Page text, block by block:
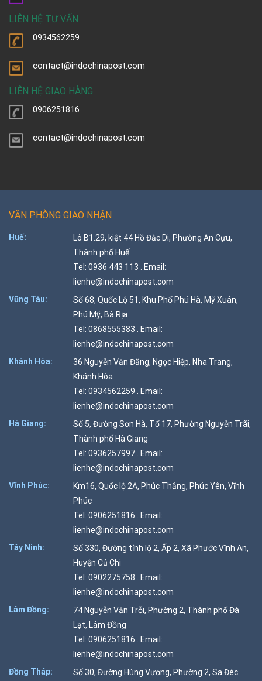
LIÊN HỆ TƯ VẤN
0934562259
contact@indochinapost.com
LIÊN HỆ GIAO HÀNG
0906251816
contact@indochinapost.com
VĂN PHÒNG GIAO NHẬN
Huế:
Lô B1.29, kiệt 44 Hồ Đắc Di, Phường An Cựu,
Thành phố Huế
Tel: 0936 443 113 . Email:
lienhe@indochinapost.com
Vũng Tàu:
Số 68, Quốc Lộ 51, Khu Phố Phú Hà, Mỹ Xuân,
Phú Mỹ, Bà Rịa
Tel: 0868555383 . Email:
lienhe@indochinapost.com
Khánh Hòa:
36 Nguyễn Văn Đăng, Ngọc Hiệp, Nha Trang,
Khánh Hòa
Tel: 0934562259 . Email:
lienhe@indochinapost.com
Hà Giang:
Số 5, Đường Sơn Hà, Tổ 17, Phường Nguyễn Trãi,
Thành phố Hà Giang
Tel: 0936257997 . Email:
lienhe@indochinapost.com
Vĩnh Phúc:
Km16, Quốc lộ 2A, Phúc Thắng, Phúc Yên, Vĩnh
Phúc
Tel: 0906251816 . Email:
lienhe@indochinapost.com
Tây Ninh:
Số 330, Đường tỉnh lộ 2, Ấp 2, Xã Phước Vĩnh An,
Huyện Củ Chi
Tel: 0902275758 . Email:
lienhe@indochinapost.com
Lâm Đồng:
74 Nguyễn Văn Trỗi, Phường 2, Thành phố Đà
Lạt, Lâm Đồng
Tel: 0906251816 . Email:
lienhe@indochinapost.com
Đồng Tháp:
Số 30, Đường Hùng Vương, Phường 2, Sa Đéc